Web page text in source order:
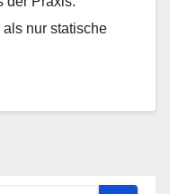
als nur statische